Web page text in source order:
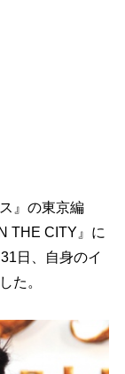
』の東京編
THE CITY』に
日、自身のイ
た。